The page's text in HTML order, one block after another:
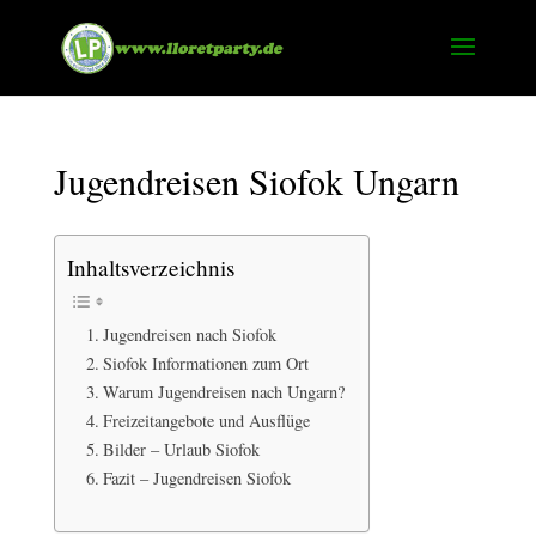
Jugendreisen Siofok Ungarn
Inhaltsverzeichnis
Jugendreisen nach Siofok
Siofok Informationen zum Ort
Warum Jugendreisen nach Ungarn?
Freizeitangebote und Ausflüge
Bilder – Urlaub Siofok
Fazit – Jugendreisen Siofok